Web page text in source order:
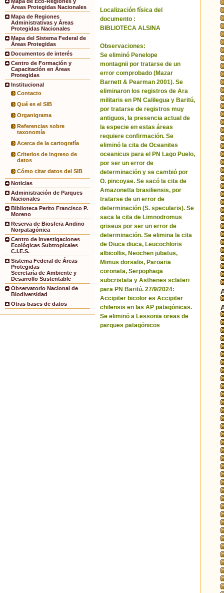
Mapa de Eco-Regiones y
Áreas Protegidas Nacionales
Mapa de Regiones
Administrativas y Áreas
Protegidas Nacionales
Mapa del Sistema Federal de
Áreas Protegidas
Documentos de interés
Centro de Formación y
Capacitación en Áreas
Protegidas
Institucional
Contacto
Qué es el SIB
Organigrama
Referencias sobre
taxonomía
Acerca de la cartografía
Criterios de ingreso de
datos
Cómo citar datos del SIB
Noticias
Administración de Parques
Nacionales
Biblioteca Perito Francisco P.
Moreno
Reserva de Biosfera Andino
Norpatagónica
Centro de Investigaciones
Ecológicas Subtropicales
C.I.E.S.
Sistema Federal de Áreas
Protegidas
Secretaría de Ambiente y
Desarrollo Sustentable
Observatorio Nacional de
Biodiversidad
Otras bases de datos
Localización física del
documento :
BIBLIOTECA ALSINA
Observaciones:
Se eliminó Penelope
montagnii por tratarse de un
error comprobado (Mazar
Barnett & Pearman 2001). Se
eliminaron los registros de Ara
militaris en PN Calilegua y Baritú,
por tratarse de registros muy
antiguos, la presencia actual de
la especie en estas áreas
requiere confirmación. Se
eliminó la cita de Oceanites
oceanicus para el PN Lago Puelo,
por ser un error de
determinación y se cambió por
O. pincoyae. Se sacó la cita de
Amazonetta brasiliensis, por
tratarse de un error de
determinación (S. specularis). Se
saca la cita de Limnodromus
griseus por ser un error de
determinación. Se elimina la cita
de Diuca diuca, Leucochloris
albicollis, Neochen jubatus,
Mimus dorsalis, Paroaria
coronata, Serpophaga
subcristata y Asthenes sclateri
para PN Baritú. 27/9/2024:
Accipiter bicolor es Accipiter
chilensis en las AP patagónicas.
Se eliminó a Lessonia oreas de
parques patagónicos